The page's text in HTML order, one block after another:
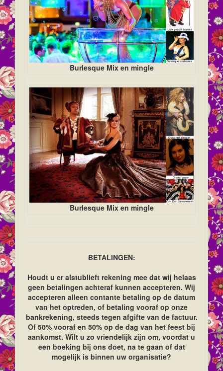
Burlesque Mix en mingle
Burlesque Mix en mingle
BETALINGEN:
Houdt u er alstublieft rekening mee dat wij helaas
geen betalingen achteraf kunnen accepteren. Wij
accepteren alleen contante betaling op de datum
van het optreden, of betaling vooraf op onze
bankrekening, steeds tegen afgifte van de factuur.
Of 50% vooraf en 50% op de dag van het feest bij
aankomst. Wilt u zo vriendelijk zijn om, voordat u
een boeking bij ons doet, na te gaan of dat
mogelijk is binnen uw organisatie?